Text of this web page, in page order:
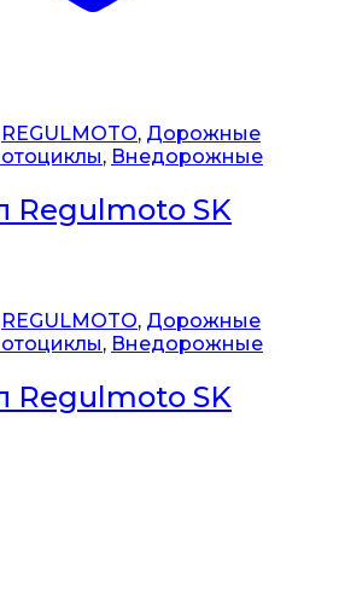
REGULMOTO, Дорожные
, Внедорожные
Regulmoto SK
REGULMOTO, Дорожные
, Внедорожные
Regulmoto SK